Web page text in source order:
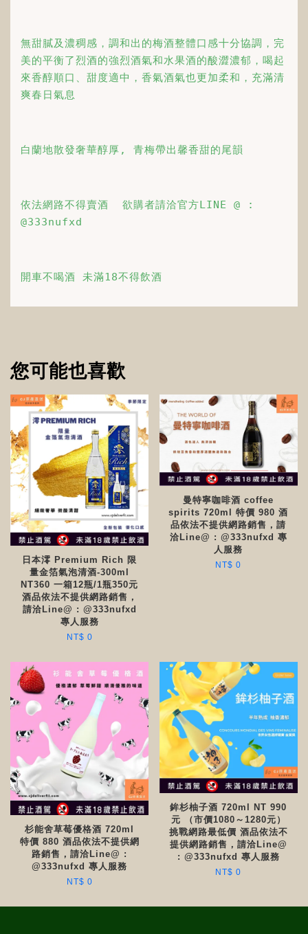
無甜膩及濃稠感，調和出的梅酒整體口感十分協調，完
美的平衡了烈酒的強烈酒氣和水果酒的酸澀濃郁，喝起
來香醇順口、甜度適中，香氣酒氣也更加柔和，充滿清
爽春日氣息
白蘭地散發奢華醇厚, 青梅帶出馨香甜的尾韻
依法網路不得賣酒  欲購者請洽官方LINE @ :
@333nufxd
開車不喝酒 未滿18不得飲酒
您可能也喜歡
日本澪 Premium Rich 限
量金箔氣泡清酒-300ml
NT360 一箱12瓶/1瓶350元
酒品依法不提供網路銷售，
請洽Line@ : @333nufxd
專人服務
NT$ 0
曼特寧咖啡酒 coffee
spirits 720ml 特價 980 酒
品依法不提供網路銷售，請
洽Line@ : @333nufxd 專
人服務
NT$ 0
杉能舍草莓優格酒 720ml
特價 880 酒品依法不提供網
路銷售，請洽Line@ :
@333nufxd 專人服務
NT$ 0
鉾杉柚子酒 720ml NT 990
元 （市價1080～1280元）
挑戰網路最低價 酒品依法不
提供網路銷售，請洽Line@
: @333nufxd 專人服務
NT$ 0